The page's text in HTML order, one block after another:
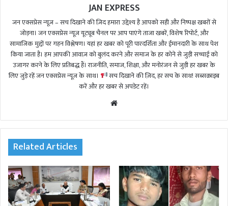
JAN EXPRESS
जन एक्सप्रेस न्यूज़ – सच दिखाने की ज़िद हमारा उद्देश्य है आपको सही और निष्पक्ष खबरों से
जोड़ना। जन एक्सप्रेस न्यूज़ यूट्यूब चैनल पर आप पाएंगे ताजा खबरें, विशेष रिपोर्ट, और
सामाजिक मुद्दों पर गहन विश्लेषण। यहां हर खबर को पूरी पारदर्शिता और ईमानदारी के साथ पेश
किया जाता है। हम आपकी आवाज़ को बुलंद करने और समाज के हर कोने से जुड़ी सच्चाई को
उजागर करने के लिए प्रतिबद्ध हैं। राजनीति, समाज, शिक्षा, और मनोरंजन से जुड़ी हर खबर के
लिए जुड़े रहें जन एक्सप्रेस न्यूज़ के साथ।
सच दिखाने की ज़िद, हर सच के साथ! सब्सक्राइब
करें और हर खबर से अपडेट रहें।
te
Related Articles